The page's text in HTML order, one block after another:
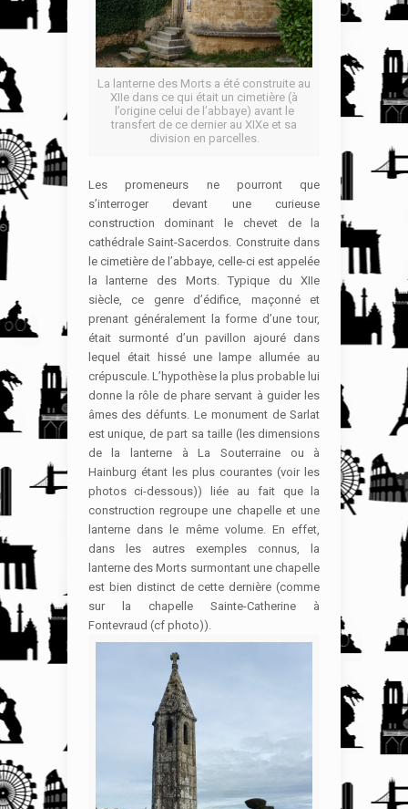
La lanterne des Morts a été construite au
XIIe dans ce qui était un cimetière (à
l’origine celui de l’abbaye) avant le
transfert de ce dernier au XIXe et sa
division en parcelles.
Les promeneurs ne pourront que
s’interroger devant une curieuse
construction dominant le chevet de la
cathédrale Saint-Sacerdos. Construite dans
le cimetière de l’abbaye, celle-ci est appelée
la lanterne des Morts. Typique du XIIe
siècle, ce genre d’édifice, maçonné et
prenant généralement la forme d’une tour,
était surmonté d’un pavillon ajouré dans
lequel était hissé une lampe allumée au
crépuscule. L’hypothèse la plus probable lui
donne la rôle de phare servant à guider les
âmes des défunts. Le monument de Sarlat
est unique, de part sa taille (les dimensions
de la lanterne à La Souterraine ou à
Hainburg étant les plus courantes (voir les
photos ci-dessous)) liée au fait que la
construction regroupe une chapelle et une
lanterne dans le même volume. En effet,
dans les autres exemples connus, la
lanterne des Morts surmontant une chapelle
est bien distinct de cette dernière (comme
sur la chapelle Sainte-Catherine à
Fontevraud (cf photo)).